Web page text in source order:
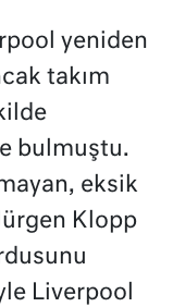
yeniden
takım
bulmuştu.
eksik
Klopp
Liverpool